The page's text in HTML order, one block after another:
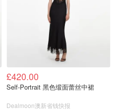
£420.00
Self-Portrait 黑色缎面蕾丝中裙
Dealmoon澳新省钱快报